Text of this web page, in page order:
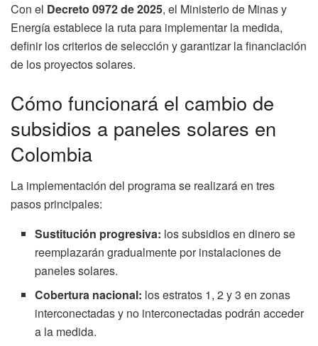
Con el Decreto 0972 de 2025, el Ministerio de Minas y
Energía establece la ruta para implementar la medida,
definir los criterios de selección y garantizar la financiación
de los proyectos solares.
Cómo funcionará el cambio de
subsidios a paneles solares en
Colombia
La implementación del programa se realizará en tres
pasos principales:
Sustitución progresiva: los subsidios en dinero se
reemplazarán gradualmente por instalaciones de
paneles solares.
Cobertura nacional: los estratos 1, 2 y 3 en zonas
interconectadas y no interconectadas podrán acceder
a la medida.